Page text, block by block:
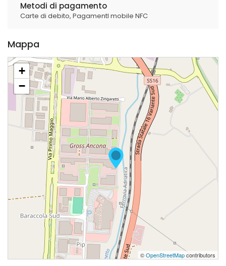
Metodi di pagamento
Carte di debito, PagamentI mobile NFC
Mappa
+
−
©OpenStreetMapcontributors